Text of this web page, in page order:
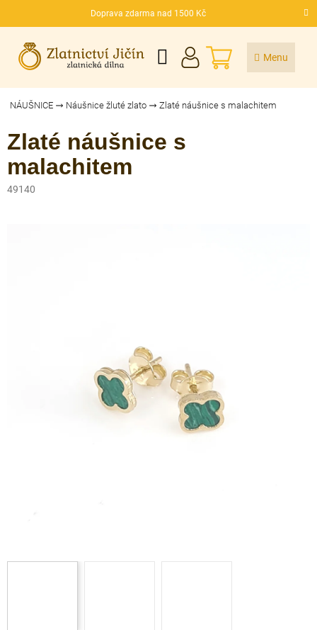
Doprava zdarma nad 1500 Kč
CZK
NÁKUPNÍ
KOŠÍK
NÁUŠNICE Náušnice žluté zlato Zlaté náušnice s malachitem
Zlaté náušnice s
malachitem
49140